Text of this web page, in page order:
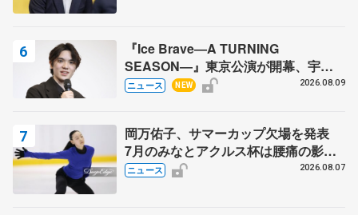
『Ice Brave―A TURNING
SEASON―』東京公演が開幕、宇野
昌磨の『Ice Brave』にかける思いを
ニュース NEW 2026.08.09
岡万佑子、サマーカップ欠場を発表
7月のみなとアクルス杯は腰痛の影響
で
ニュース 2026.08.07